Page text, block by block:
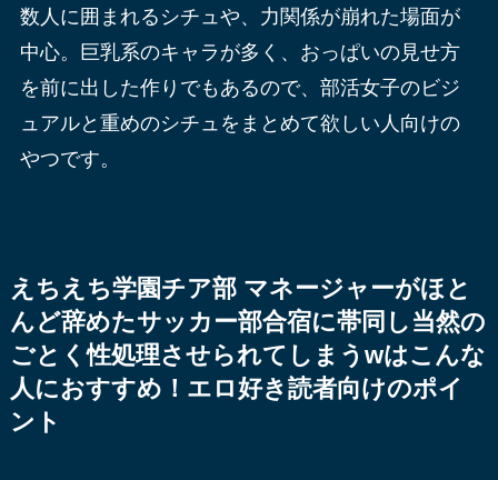
数人に囲まれるシチュや、力関係が崩れた場面が
中心。巨乳系のキャラが多く、おっぱいの見せ方
を前に出した作りでもあるので、部活女子のビジ
ュアルと重めのシチュをまとめて欲しい人向けの
やつです。
えちえち学園チア部 マネージャーがほと
んど辞めたサッカー部合宿に帯同し当然の
ごとく性処理させられてしまうwはこんな
人におすすめ！エロ好き読者向けのポイ
ント